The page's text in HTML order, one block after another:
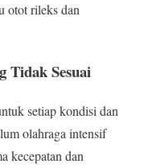
otot rileks dan
Tidak Sesuai
setiap kondisi dan
olahraga intensif
kecepatan dan